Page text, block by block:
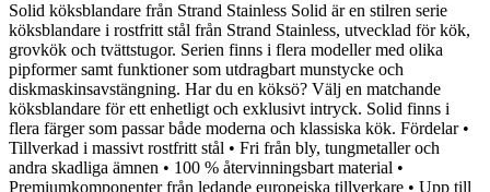
Solid köksblandare från Strand Stainless Solid är en stilren serie
köksblandare i rostfritt stål från Strand Stainless, utvecklad för kök,
grovkök och tvättstugor. Serien finns i flera modeller med olika
pipformer samt funktioner som utdragbart munstycke och
diskmaskinsavstängning. Har du en köksö? Välj en matchande
köksblandare för ett enhetligt och exklusivt intryck. Solid finns i
flera färger som passar både moderna och klassiska kök. Fördelar •
Tillverkad i massivt rostfritt stål • Fri från bly, tungmetaller och
andra skadliga ämnen • 100 % återvinningsbart material •
Premiumkomponenter från ledande europeiska tillverkare • Upp till